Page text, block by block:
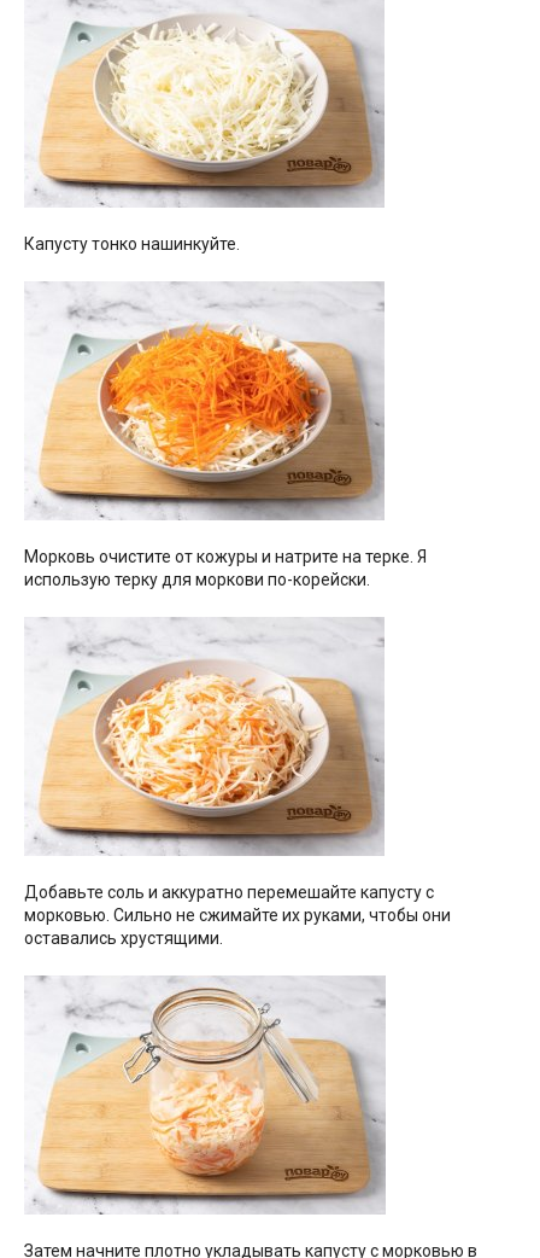
Капусту тонко нашинкуйте.
Морковь очистите от кожуры и натрите на терке. Я
использую терку для моркови по-корейски.
Добавьте соль и аккуратно перемешайте капусту с
морковью. Сильно не сжимайте их руками, чтобы они
оставались хрустящими.
Затем начните плотно укладывать капусту с морковью в